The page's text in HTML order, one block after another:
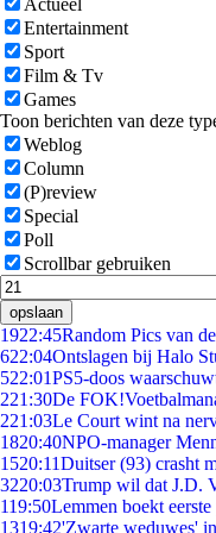
Actueel
Entertainment
Sport
Film & Tv
Games
Toon berichten van deze
Weblog
Column
(P)review
Special
Poll
Scrollbar gebruiken
opslaan
1922:45Random Pics van
622:04Ontslagen bij Halo
522:01PS5-doos
221:30De
221:03Le Court wint na
1820:40NPO-manager
1520:11Duitser (93) crasht
3220:03Trump wil dat J.D.
119:50Lemmen boekt
1319:42'Zwarte weduwes'